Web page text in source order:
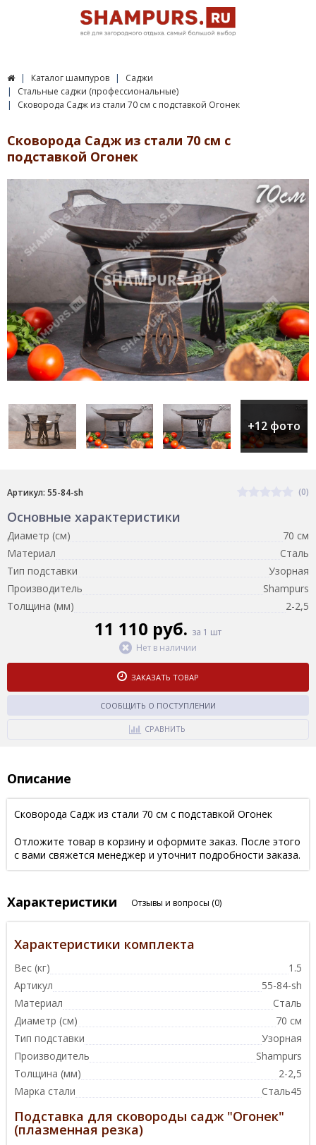
Каталог шампуров
Саджи
Стальные саджи (профессиональные)
Сковорода Садж из стали 70 см с подставкой Огонек
Сковорода Садж из стали 70 см с
подставкой Огонек
+12 фото
Артикул: 55-84-sh (0)
Основные характеристики
Диаметр (см)
70 см
Материал
Сталь
Тип подставки
Узорная
Производитель
Shampurs
Толщина (мм)
2-2,5
11 110 руб. за 1 шт
Нет в наличии
ЗАКАЗАТЬ ТОВАР
СООБЩИТЬ О ПОСТУПЛЕНИИ
СРАВНИТЬ
Описание
Сковорода Садж из стали 70 см с подставкой Огонек
Отложите товар в корзину и оформите заказ. После этого
с вами свяжется менеджер и уточнит подробности заказа.
Характеристики Отзывы и вопросы (0)
Характеристики комплекта
Вес (кг)
1.5
Артикул
55-84-sh
Материал
Сталь
Диаметр (см)
70 см
Тип подставки
Узорная
Производитель
Shampurs
Толщина (мм)
2-2,5
Марка стали
Сталь45
Подставка для сковороды садж "Огонек"
(плазменная резка)